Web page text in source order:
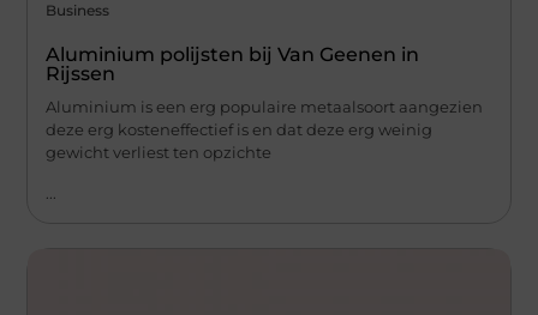
Business
Aluminium polijsten bij Van Geenen in
Rijssen
Aluminium is een erg populaire metaalsoort aangezien
deze erg kosteneffectief is en dat deze erg weinig
gewicht verliest ten opzichte